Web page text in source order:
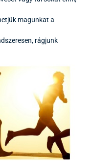
magunkat a
rágjunk